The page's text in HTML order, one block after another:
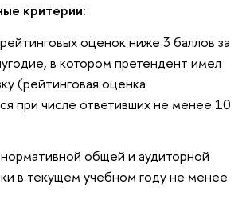
критерии:
оценок ниже 3 баллов за
в котором претендент имел
(рейтинговая оценка
при числе ответивших не менее 10
общей и аудиторной
в текущем учебном году не менее